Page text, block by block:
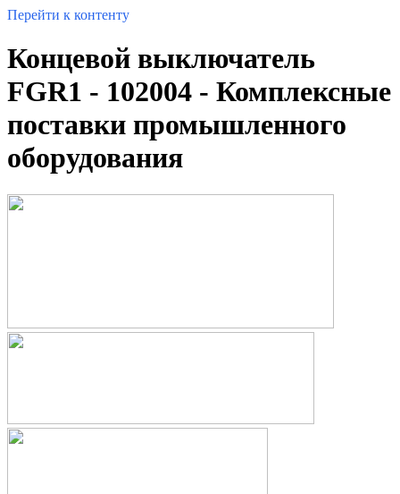
Перейти к контенту
Концевой выключатель
FGR1 - 102004 - Комплексные
поставки промышленного
оборудования